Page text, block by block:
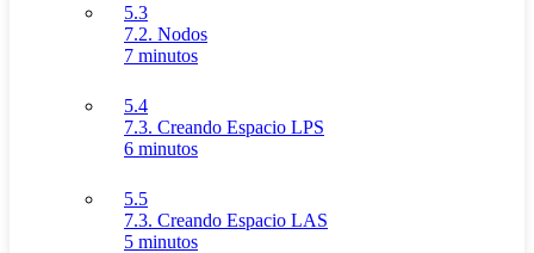
5.3
7.2. Nodos
7 minutos
5.4
7.3. Creando Espacio LPS
6 minutos
5.5
7.3. Creando Espacio LAS
5 minutos